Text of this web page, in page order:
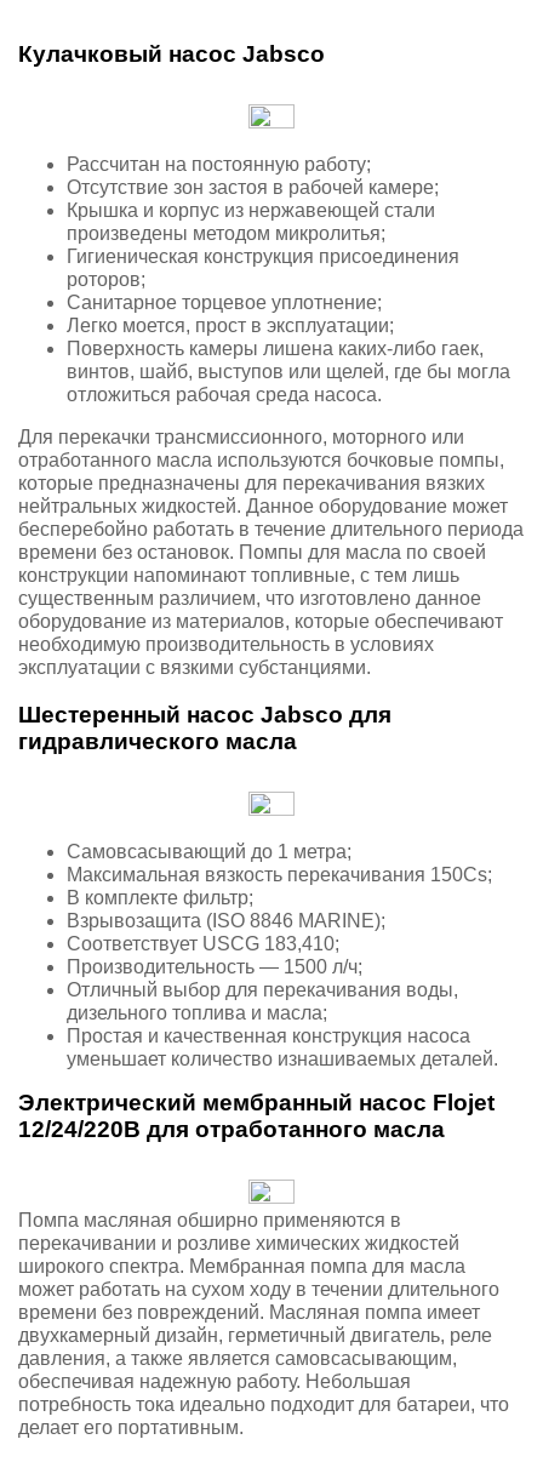
Кулачковый насос Jabsco
Рассчитан на постоянную работу;
Отсутствие зон застоя в рабочей камере;
Крышка и корпус из нержавеющей стали
произведены методом микролитья;
Гигиеническая конструкция присоединения
роторов;
Санитарное торцевое уплотнение;
Легко моется, прост в эксплуатации;
Поверхность камеры лишена каких-либо гаек,
винтов, шайб, выступов или щелей, где бы могла
отложиться рабочая среда насоса.
Для перекачки трансмиссионного, моторного или
отработанного масла используются бочковые помпы,
которые предназначены для перекачивания вязких
нейтральных жидкостей. Данное оборудование может
бесперебойно работать в течение длительного периода
времени без остановок. Помпы для масла по своей
конструкции напоминают топливные, с тем лишь
существенным различием, что изготовлено данное
оборудование из материалов, которые обеспечивают
необходимую производительность в условиях
эксплуатации с вязкими субстанциями.
Шестеренный насос Jabsco для
гидравлического масла
Самовсасывающий до 1 метра;
Максимальная вязкость перекачивания 150Cs;
В комплекте фильтр;
Взрывозащита (ISO 8846 MARINE);
Соответствует USCG 183,410;
Производительность — 1500 л/ч;
Отличный выбор для перекачивания воды,
дизельного топлива и масла;
Простая и качественная конструкция насоса
уменьшает количество изнашиваемых деталей.
Электрический мембранный насос Flojet
12/24/220В для отработанного масла
Помпа масляная обширно применяются в
перекачивании и розливе химических жидкостей
широкого спектра. Мембранная помпа для масла
может работать на сухом ходу в течении длительного
времени без повреждений. Масляная помпа имеет
двухкамерный дизайн, герметичный двигатель, реле
давления, а также является самовсасывающим,
обеспечивая надежную работу. Небольшая
потребность тока идеально подходит для батареи, что
делает его портативным.